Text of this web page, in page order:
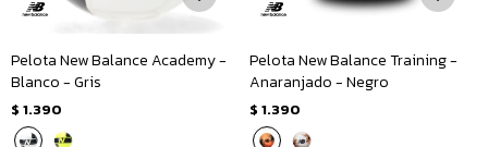
Pelota New Balance Academy -
Blanco - Gris
$ 1.390
Pelota New Balance Training -
Anaranjado - Negro
$ 1.390